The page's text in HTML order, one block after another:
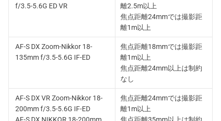
f/3.5-5.6G ED VR
離2.5m以上
焦点距離24mmでは撮影距
離1m以上
AF-S DX Zoom-Nikkor 18-
135mm f/3.5-5.6G IF-ED
焦点距離18mmでは撮影距
離1m以上
焦点距離24mm以上は制約
なし
AF-S DX VR Zoom-Nikkor 18-
200mm f/3.5-5.6G IF-ED
AF-S DX NIKKOR 18-200mm
焦点距離24mmでは撮影距
離1m以上
焦点距離35mm以上は制約